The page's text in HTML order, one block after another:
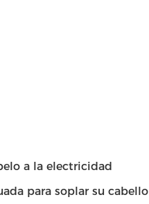
a la electricidad
para soplar su cabello